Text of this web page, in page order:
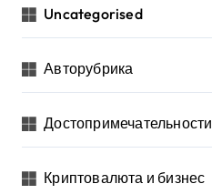
Uncategorised
Авторубрика
Достопримечательности
Криптовалюта и бизнес